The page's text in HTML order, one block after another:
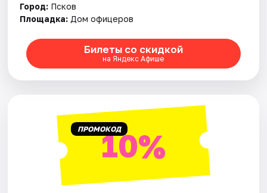
Город: Псков
Площадка: Дом офицеров
Билеты со скидкой
на Яндекс Афише
ПРОМОКОД10%